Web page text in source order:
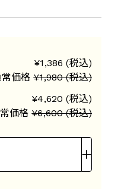
¥1,386 (税込)
常価格¥1,980 (税込)
¥4,620 (税込)
価格¥6,600 (税込)